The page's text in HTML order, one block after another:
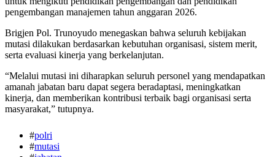
pengembangan manajemen tahun anggaran 2026.
Brigjen Pol. Trunoyudo menegaskan bahwa seluruh kebijakan
mutasi dilakukan berdasarkan kebutuhan organisasi, sistem merit,
serta evaluasi kinerja yang berkelanjutan.
“Melalui mutasi ini diharapkan seluruh personel yang mendapatkan
amanah jabatan baru dapat segera beradaptasi, meningkatkan
kinerja, dan memberikan kontribusi terbaik bagi organisasi serta
masyarakat,” tutupnya.
#polri
#mutasi